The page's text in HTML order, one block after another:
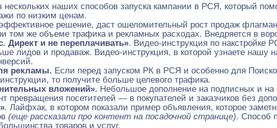
наших способов запуска кампании в РСЯ, который
по низким ценам.
решение, даст ошеломительный рост продаж
том же объеме трафика и рекламных расходах. Внедряется в
Директ и не переплачивать». Видео-инструкция по накстройке
лидов и продаваж. Видео-инструкция, в которой узнаете нашу
рекламы. Если перед запуском РК в РСЯ и особенно для
то получите больше целевого трафика.
вложений». Небольшое дополнение на подписных и
превращения посетителей — в покупателей и заказчиков без
. Лайфхак, в котором показали пример объявления, которое
(еще рассказали про контент на посадочной странице). Способ
товаров и услуг.